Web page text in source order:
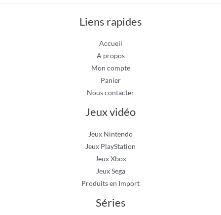
Liens rapides
Accueil
A propos
Mon compte
Panier
Nous contacter
Jeux vidéo
Jeux Nintendo
Jeux PlayStation
Jeux Xbox
Jeux Sega
Produits en Import
Séries